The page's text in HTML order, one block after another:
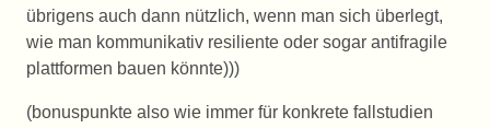
übrigens auch dann nützlich, wenn man sich überlegt,
wie man kommunikativ resiliente oder sogar antifragile
plattformen bauen könnte)))
(bonuspunkte also wie immer für konkrete fallstudien